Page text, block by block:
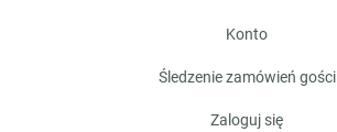
konto
śledzenie zamówień gości
zaloguj się